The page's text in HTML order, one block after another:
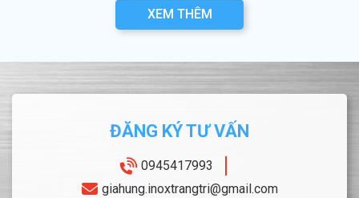
XEM THÊM
ĐĂNG KÝ TƯ VẤN
0945417993
giahung.inoxtrangtri@gmail.com